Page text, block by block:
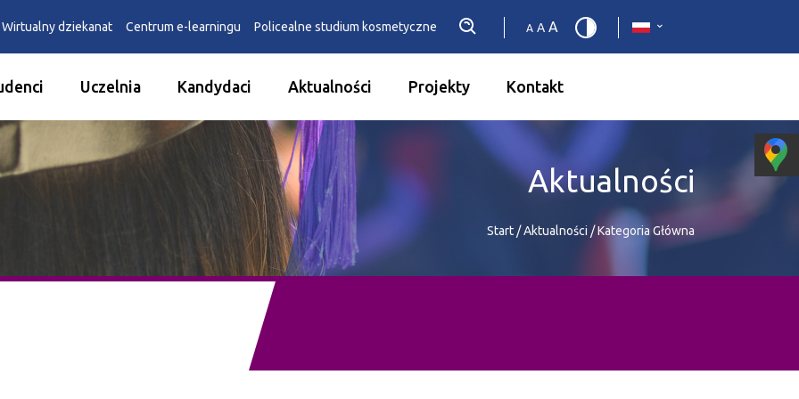
Wirtualny dziekanat Centrum e-learningu Policealne studium kosmetyczne A A A
Uczelnia Kandydaci Aktualności Projekty Kontakt
Aktualności
Start/Aktualności /Kategoria Główna